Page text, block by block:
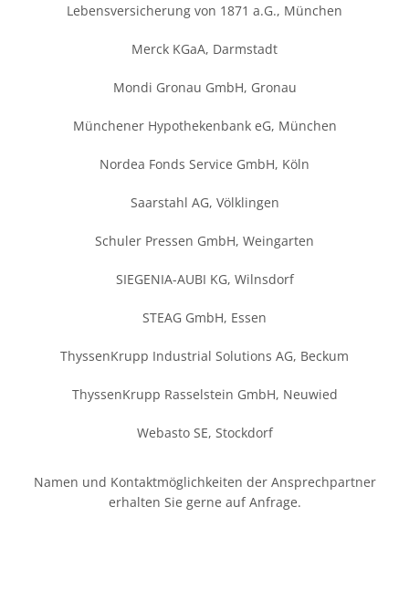
Lebensversicherung von 1871 a.G., München
Merck KGaA, Darmstadt
Mondi Gronau GmbH, Gronau
Münchener Hypothekenbank eG, München
Nordea Fonds Service GmbH, Köln
Saarstahl AG, Völklingen
Schuler Pressen GmbH, Weingarten
SIEGENIA-AUBI KG, Wilnsdorf
STEAG GmbH, Essen
ThyssenKrupp Industrial Solutions AG, Beckum
ThyssenKrupp Rasselstein GmbH, Neuwied
Webasto SE, Stockdorf
Namen und Kontaktmöglichkeiten der Ansprechpartner
erhalten Sie gerne auf Anfrage.